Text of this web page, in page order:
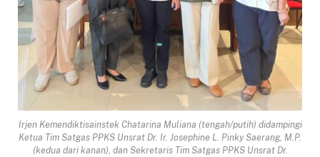
Irjen Kemendiktisainstek Chatarina Muliana (tengah/putih) didampingi
Ketua Tim Satgas PPKS Unsrat Dr. Ir. Josephine L. Pinky Saerang, M.P.
(kedua dari kanan), dan Sekretaris Tim Satgas PPKS Unsrat Dr.